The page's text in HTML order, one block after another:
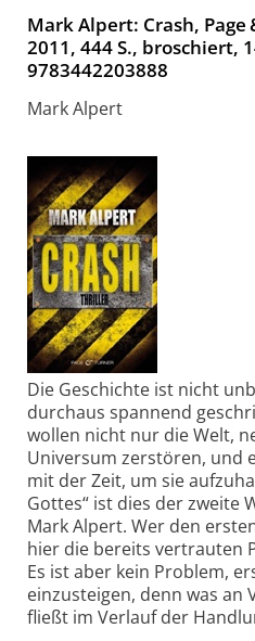
Mark Alpert: Crash,
2011, 444 S., broschiert,
9783442203888
Mark Alpert
Die Geschichte ist nicht
durchaus spannend
wollen nicht nur die Welt,
Universum zerstören, und
mit der Zeit, um sie
Gottes“ ist dies der zweite
Mark Alpert. Wer den
hier die bereits vertrauten
Es ist aber kein Problem,
einzusteigen, denn was an
fließt im Verlauf der